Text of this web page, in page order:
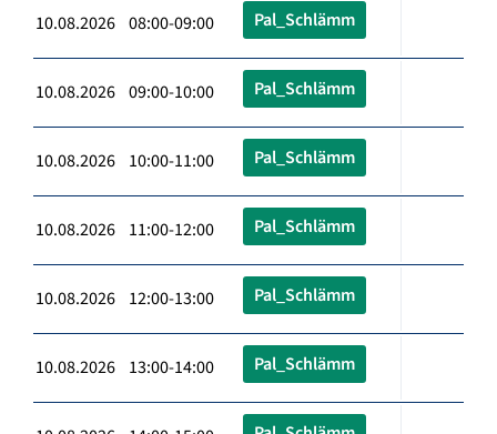
10.08.2026 08:00-09:00 Pal_Schlämm
10.08.2026 09:00-10:00 Pal_Schlämm
10.08.2026 10:00-11:00 Pal_Schlämm
10.08.2026 11:00-12:00 Pal_Schlämm
10.08.2026 12:00-13:00 Pal_Schlämm
10.08.2026 13:00-14:00 Pal_Schlämm